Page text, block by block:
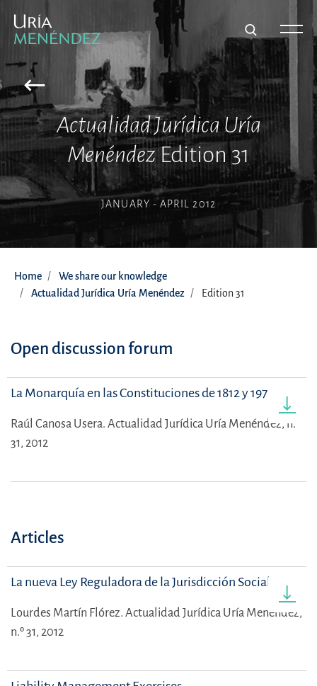
Actualidad Jurídica Uría
MenéndezEdition 31
JANUARY - APRIL 2012
Home
We share our knowledge
Actualidad Jurídica Uría Menéndez
Edition 31
Open discussion forum
La Monarquía en las Constituciones de 1812 y 1978
Raúl Canosa Usera. Actualidad Jurídica Uría Menéndez, n.º
31, 2012
Articles
La nueva Ley Reguladora de la Jurisdicción Social
Lourdes Martín Flórez. Actualidad Jurídica Uría Menéndez,
n.º 31, 2012